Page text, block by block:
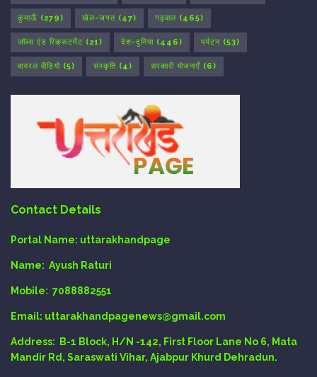
कुमाऊँ (279) खेल-जगत (47) गढ़वाल (465)
जॉब्स एंड रिक्रूटमेंट (21) देश-दुनिया (446) पर्यटन (53)
वायरल वीडियो (5) संस्कृति (4) सरकारी योजनाएँ (6)
Contact Details
Portal Name: uttarakhandpage
Name: Ayush Raturi
Mobile: 7088882551
Email: uttarakhandpagenews@gmail.com
Address:
B-1 Block, H/N -142, First Floor Lane No 6, Mata
Mandir Rd, Saraswati Vihar, Ajabpur Khurd Dehradun.